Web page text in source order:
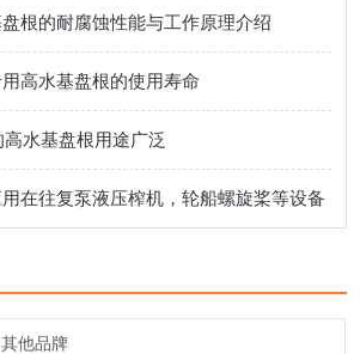
根的耐腐蚀性能与工作原理介绍
高水基盘根的使用寿命
水基盘根用途广泛
在往复泵液压榨机，轮船螺旋桨等设备
其他品牌